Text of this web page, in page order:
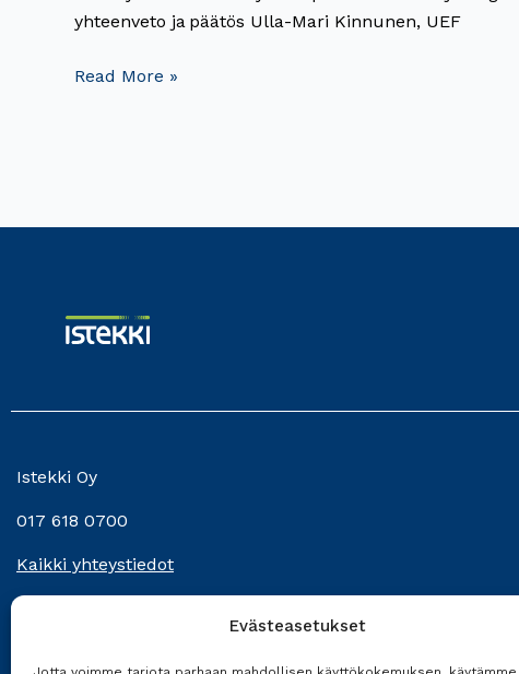
Evästeasetukset
yhteenveto ja päätös​ Ulla-Mari Kinnunen, UEF​
Read More »
Istekki Oy
017 618 0700
Kaikki yhteystiedot